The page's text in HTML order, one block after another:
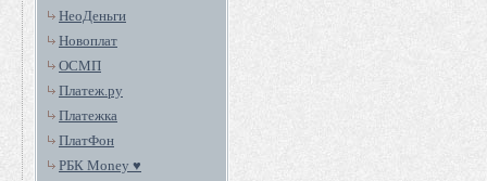
НеоДеньги
Новоплат
ОСМП
Платеж.ру
Платежка
ПлатФон
РБК Money ♥